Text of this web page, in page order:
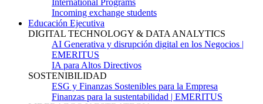
International Programs
Incoming exchange students
Educación Ejecutiva
DIGITAL TECHNOLOGY & DATA ANALYTICS
AI Generativa y disrupción digital en los Negocios |
EMERITUS
IA para Altos Directivos
SOSTENIBILIDAD
ESG y Finanzas Sostenibles para la Empresa
Finanzas para la sustentabilidad | EMERITUS